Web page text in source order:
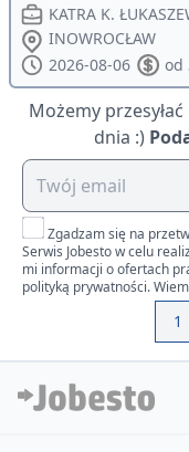
KATRA K.
INOWROCŁAW
2026-08-06
od
Możemy
dnia :)
Zgadzam się na
Serwis Jobesto w celu
mi informacji o ofertach
polityką prywatności.
1